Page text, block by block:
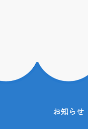
お知らせ